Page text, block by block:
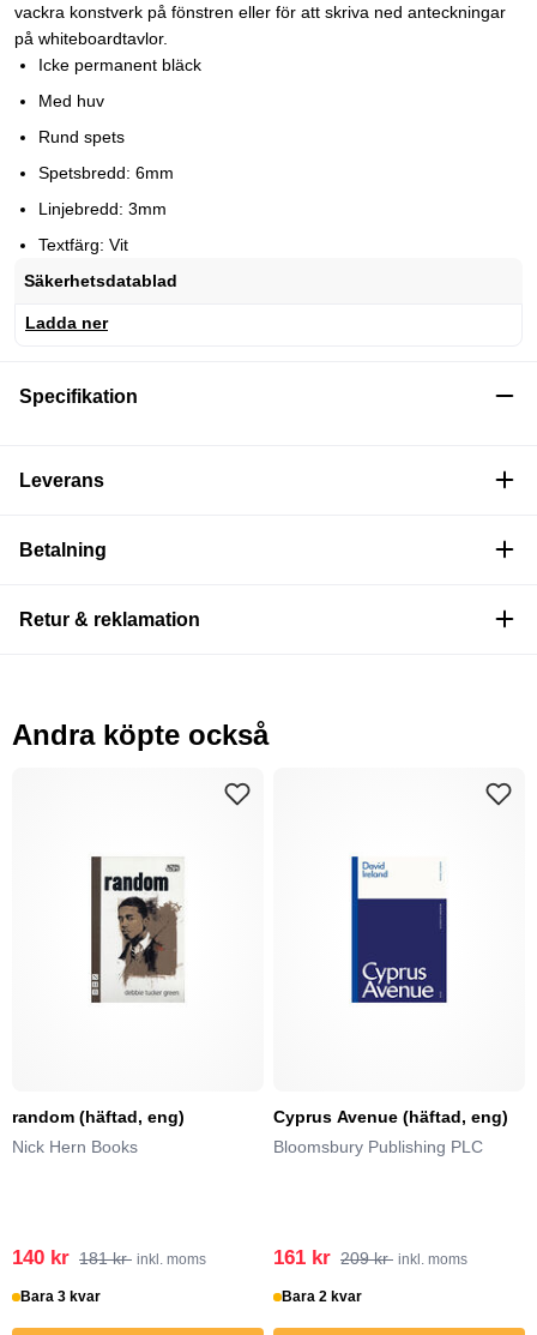
vackra konstverk på fönstren eller för att skriva ned anteckningar
på whiteboardtavlor.
Icke permanent bläck
Med huv
Rund spets
Spetsbredd: 6mm
Linjebredd: 3mm
Textfärg: Vit
Säkerhetsdatablad
Ladda ner
Specifikation
Leverans
Betalning
Retur & reklamation
Andra köpte också
random (häftad, eng)
Nick Hern Books
140 kr 181 kr inkl. moms
Bara 3 kvar
Cyprus Avenue (häftad, eng)
Bloomsbury Publishing PLC
161 kr 209 kr inkl. moms
Bara 2 kvar